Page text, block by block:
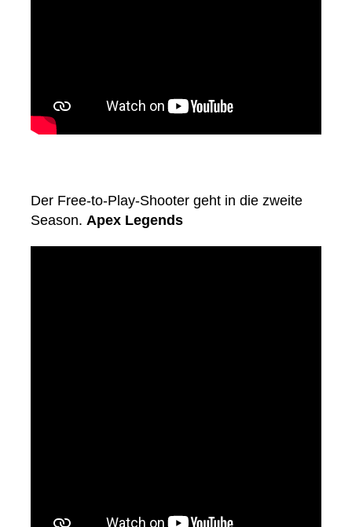
Der Free-to-Play-Shooter geht in die zweite
Season. Apex Legends